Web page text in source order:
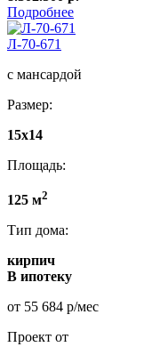
Подробнее
Л-70-671
с мансардой
Размер:
15x14
Площадь:
125 м2
Тип дома:
кирпич
В ипотеку
от 55 684 р/мес
Проект от